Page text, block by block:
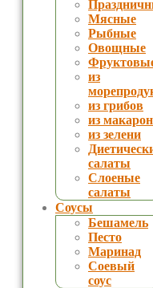
Мясные
Рыбные
Овощные
из
из грибов
из макарон
из зелени
салаты
Слоеные
салаты
Соусы
Бешамель
Песто
Маринад
Соевый
соус